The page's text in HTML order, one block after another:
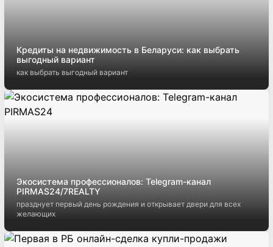
Кредиты на недвижимость в Беларуси: как выбрать
выгодный вариант
как выбрать выгодный вариант
Экосистема профессионалов: Telegram-канал
PIRMAS24/7REALTY
празднует первый день рождения и открывает двери для всех
желающих